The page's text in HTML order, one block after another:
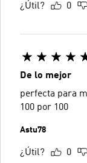
¿Útil? 0
De lo mejor
perfecta para mis
100 por 100
Astu78
¿Útil? 0